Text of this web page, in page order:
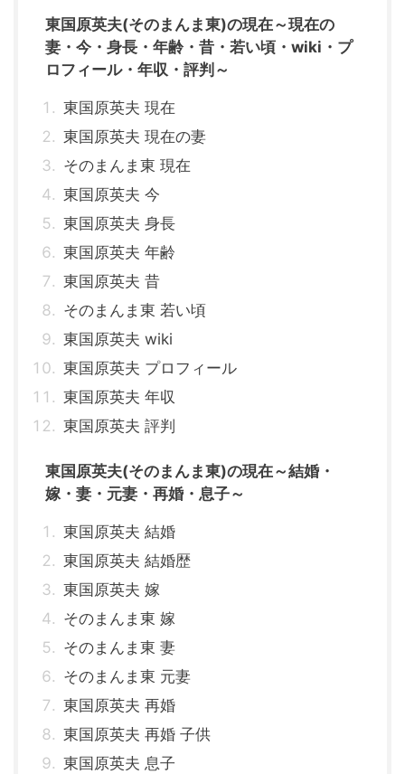
東国原英夫(そのまんま東)の現在～現在の
妻・今・身長・年齢・昔・若い頃・wiki・プ
ロフィール・年収・評判～
東国原英夫 現在
東国原英夫 現在の妻
そのまんま東 現在
東国原英夫 今
東国原英夫 身長
東国原英夫 年齢
東国原英夫 昔
そのまんま東 若い頃
東国原英夫 wiki
東国原英夫 プロフィール
東国原英夫 年収
東国原英夫 評判
東国原英夫(そのまんま東)の現在～結婚・
嫁・妻・元妻・再婚・息子～
東国原英夫 結婚
東国原英夫 結婚歴
東国原英夫 嫁
そのまんま東 嫁
そのまんま東 妻
そのまんま東 元妻
東国原英夫 再婚
東国原英夫 再婚 子供
東国原英夫 息子